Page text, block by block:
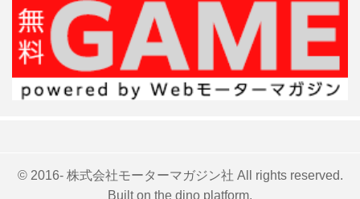
© 2016- 株式会社モーターマガジン社 All rights reserved.
Built on the dino platform.